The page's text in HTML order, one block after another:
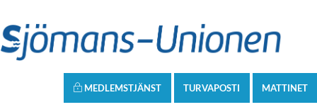
MATTINET
TURVAPOSTI
MEDLEMSTJÄNST